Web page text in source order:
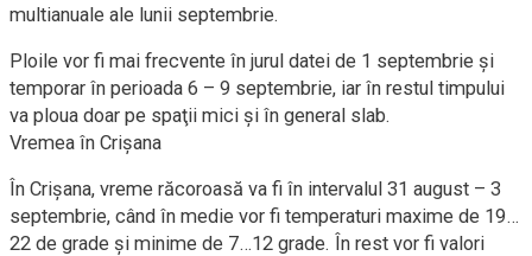
multianuale ale lunii septembrie.
Ploile vor fi mai frecvente în jurul datei de 1 septembrie şi
temporar în perioada 6 – 9 septembrie, iar în restul timpului
va ploua doar pe spaţii mici şi în general slab.
Vremea în Crișana
În Crișana, vreme răcoroasă va fi în intervalul 31 august – 3
septembrie, când în medie vor fi temperaturi maxime de 19…
22 de grade şi minime de 7…12 grade. În rest vor fi valori